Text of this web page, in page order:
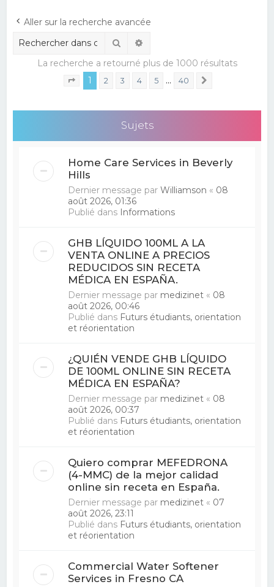
Aller sur la recherche avancée
Rechercher
La recherche a retourné plus de 1000 résultats
Page sur 40
1 2 3 4 5 … 40
Sujets
Home Care Services in Beverly
Hills
Dernier message parWilliamson « 08
août 2026, 01:36
Publié dans Informations
GHB LÍQUIDO 100ML A LA
VENTA ONLINE A PRECIOS
REDUCIDOS SIN RECETA
MÉDICA EN ESPAÑA.
Dernier message par medizinet « 08
août 2026, 00:46
Publié dans Futurs étudiants, orientation
et réorientation
¿QUIÉN VENDE GHB LÍQUIDO
DE 100ML ONLINE SIN RECETA
MÉDICA EN ESPAÑA?
Dernier message par medizinet « 08
août 2026, 00:37
Publié dans Futurs étudiants, orientation
et réorientation
Quiero comprar MEFEDRONA
(4-MMC) de la mejor calidad
online sin receta en España.
Dernier message par medizinet « 07
août 2026, 23:11
Publié dans Futurs étudiants, orientation
et réorientation
Commercial Water Softener
Services in Fresno CA